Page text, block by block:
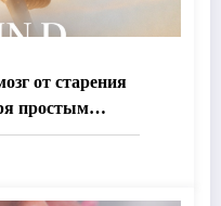
от старения
простым